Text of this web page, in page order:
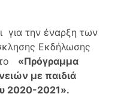
την έναρξη των
Εκδήλωσης
«Πρόγραμμα
με παιδιά
2020-2021».